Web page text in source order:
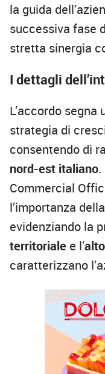
la guida
successiva fase
stretta sinergia
I dettagli
L’accordo
strategia di
consentendo di
nord-est italiano.
Commercial
l’importanza
evidenziando la
territoriale e l’
caratterizzano